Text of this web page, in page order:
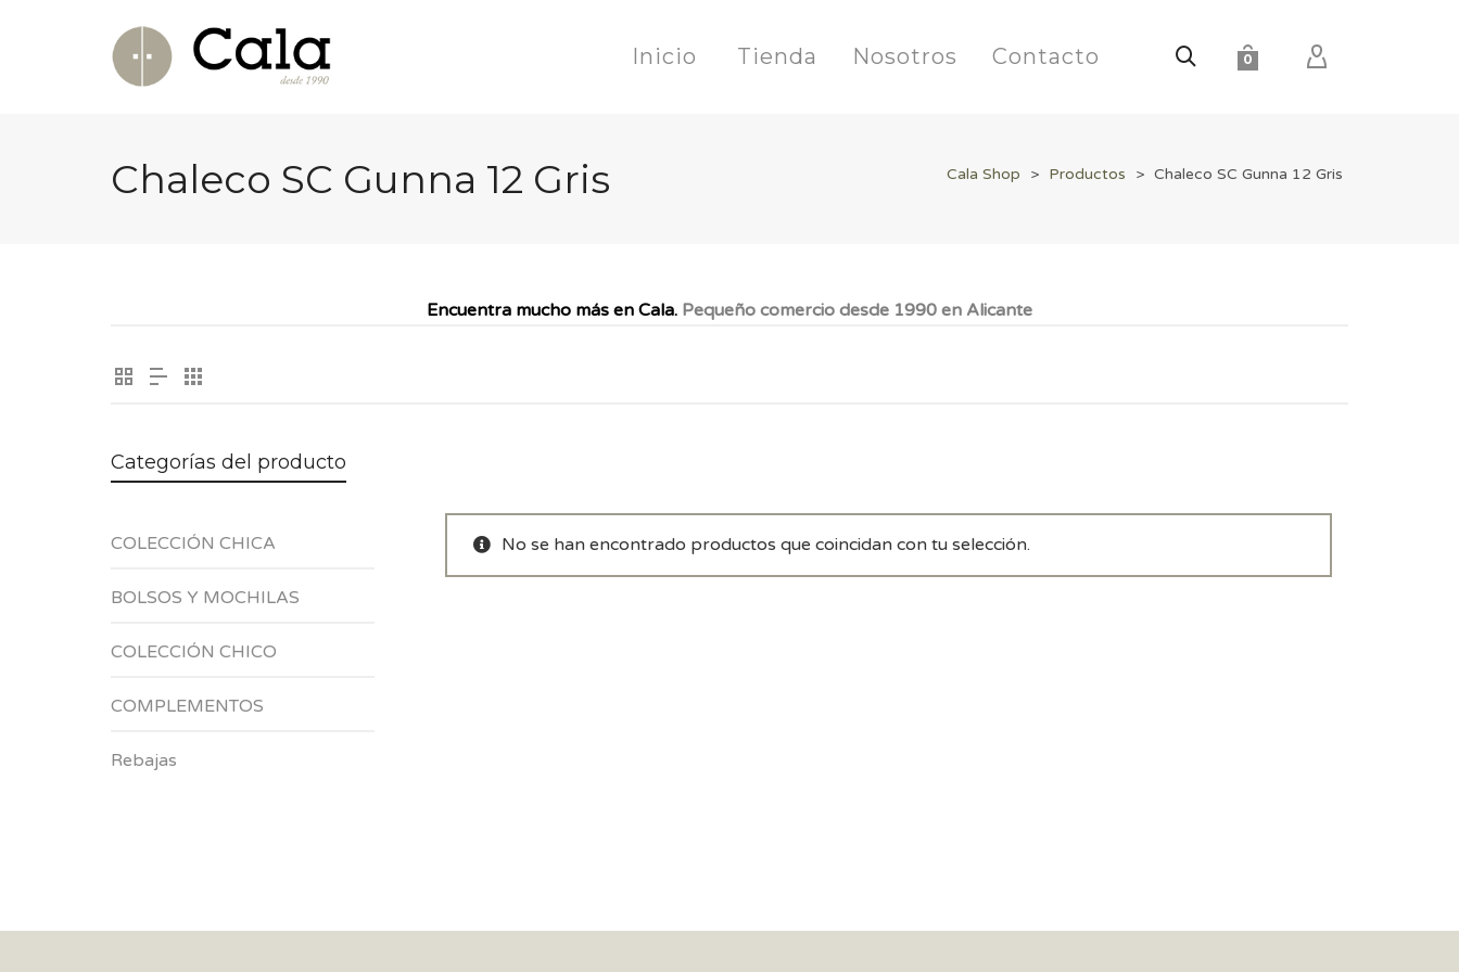
0
Inicio Tienda Nosotros Contacto
Chaleco SC Gunna 12 Gris Cala Shop > Productos > Chaleco SC Gunna 12 Gris
Encuentra mucho más en Cala. Pequeño comercio desde 1990 en Alicante
No se han encontrado productos que coincidan con tu selección.
Categorías del producto
COLECCIÓN CHICA
BOLSOS Y MOCHILAS
COLECCIÓN CHICO
COMPLEMENTOS
Rebajas